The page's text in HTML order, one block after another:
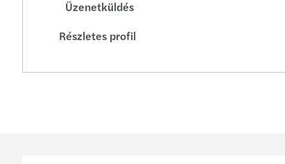
Üzenetküldés
Részletes profil